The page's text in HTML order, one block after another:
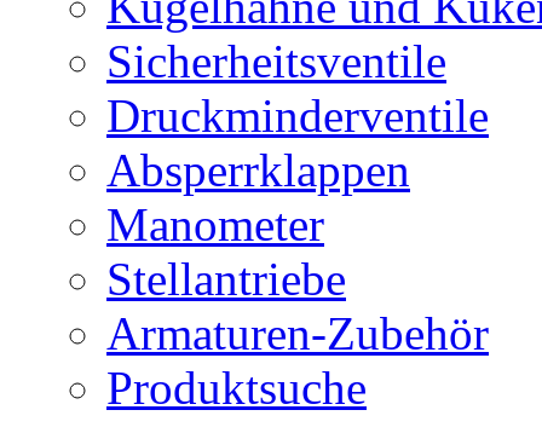
Sicherheitsventile
Druckminderventile
Absperrklappen
Manometer
Stellantriebe
Armaturen-Zubehör
Produktsuche